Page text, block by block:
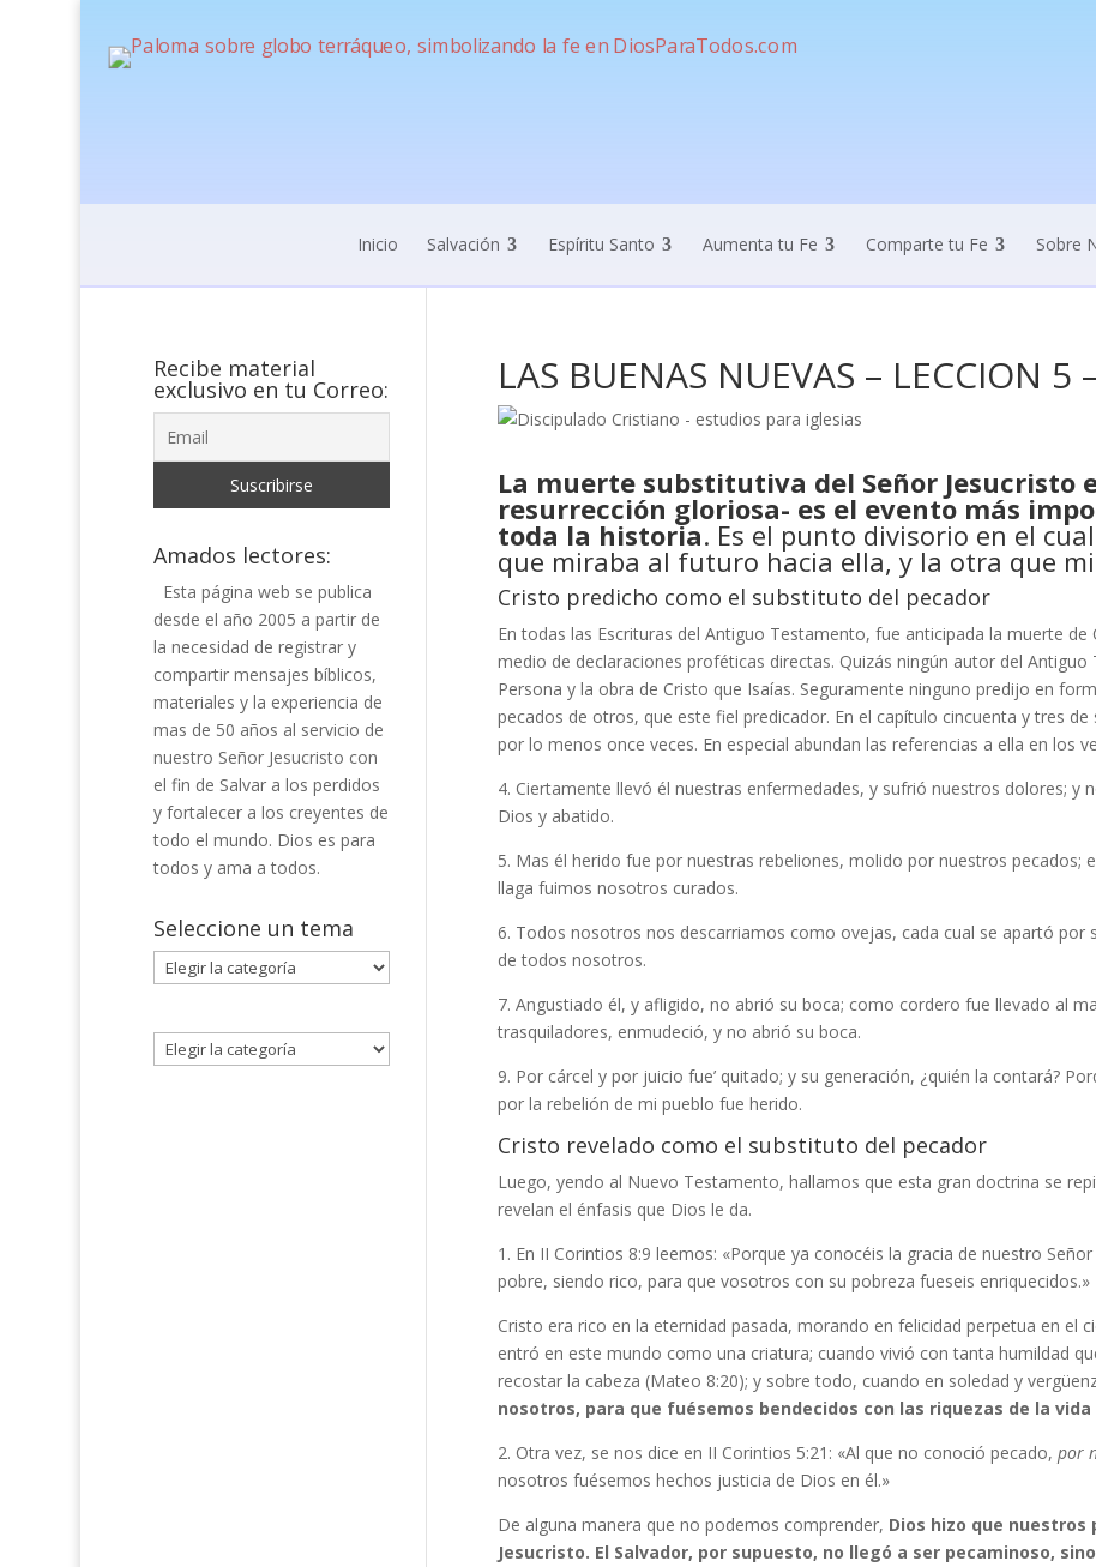
Inicio Salvación Espíritu Santo Aumenta tu Fe Comparte tu Fe Sobre
LAS BUENAS NUEVAS – LECCION
La muerte substitutiva del Señor Jesucristo
resurrección gloriosa- es el evento más
toda la historia. Es el punto divisorio en el
que miraba al futuro hacia ella, y la otra que
Cristo predicho como el substituto del pecador
En todas las Escrituras del Antiguo Testamento, fue anticipada la muerte
medio de declaraciones proféticas directas. Quizás ningún autor del
Persona y la obra de Cristo que Isaías. Seguramente ninguno predijo en
pecados de otros, que este fiel predicador. En el capítulo cincuenta y tres
por lo menos once veces. En especial abundan las referencias a ella en los
4. Ciertamente llevó él nuestras enfermedades, y sufrió nuestros dolores;
Dios y abatido.
5. Mas él herido fue por nuestras rebeliones, molido por nuestros pecados;
llaga fuimos nosotros curados.
6. Todos nosotros nos descarriamos como ovejas, cada cual se apartó por
de todos nosotros.
7. Angustiado él, y afligido, no abrió su boca; como cordero fue llevado al
trasquiladores, enmudeció, y no abrió su boca.
9. Por cárcel y por juicio fue’ quitado; y su generación, ¿quién la contará?
por la rebelión de mi pueblo fue herido.
Cristo revelado como el substituto del pecador
Luego, yendo al Nuevo Testamento, hallamos que esta gran doctrina se
revelan el énfasis que Dios le da.
1. En II Corintios 8:9 leemos: «Porque ya conocéis la gracia de nuestro
pobre, siendo rico, para que vosotros con su pobreza fueseis enriquecidos.»
Cristo era rico en la eternidad pasada, morando en felicidad perpetua en el
entró en este mundo como una criatura; cuando vivió con tanta humildad
recostar la cabeza (Mateo 8:20); y sobre todo, cuando en soledad y
nosotros, para que fuésemos bendecidos con las riquezas de la
2. Otra vez, se nos dice en II Corintios 5:21: «Al que no conoció pecado, por
nosotros fuésemos hechos justicia de Dios en él.»
De alguna manera que no podemos comprender, Dios hizo que nuestros
Jesucristo. El Salvador, por supuesto, no llegó a ser pecaminoso,
Recibe material
exclusivo en tu Correo:
Amados lectores:
Esta página web se publica
desde el año 2005 a partir de
la necesidad de registrar y
compartir mensajes bíblicos,
materiales y la experiencia de
mas de 50 años al servicio de
nuestro Señor Jesucristo con
el fin de Salvar a los perdidos
y fortalecer a los creyentes de
todo el mundo. Dios es para
todos y ama a todos.
Seleccione un tema
Seleccione
un